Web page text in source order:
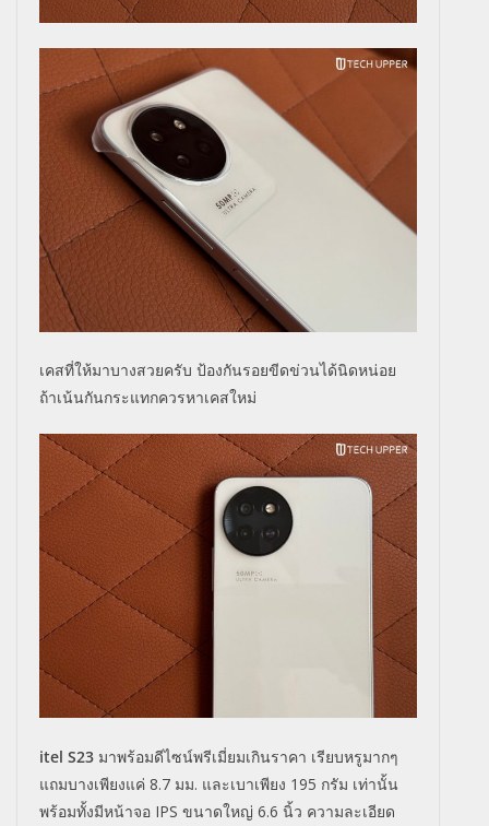
เคสที่ให้มาบางสวยครับ ป้องกันรอยขีดข่วนได้นิดหน่อย
ถ้าเน้นกันกระแทกควรหาเคสใหม่
itel S23 มาพร้อมดีไซน์พรีเมี่ยมเกินราคา เรียบหรูมากๆ
แถมบางเพียงแค่ 8.7 มม. และเบาเพียง 195 กรัม เท่านั้น
พร้อมทั้งมีหน้าจอ IPS ขนาดใหญ่ 6.6 นิ้ว ความละเอียด